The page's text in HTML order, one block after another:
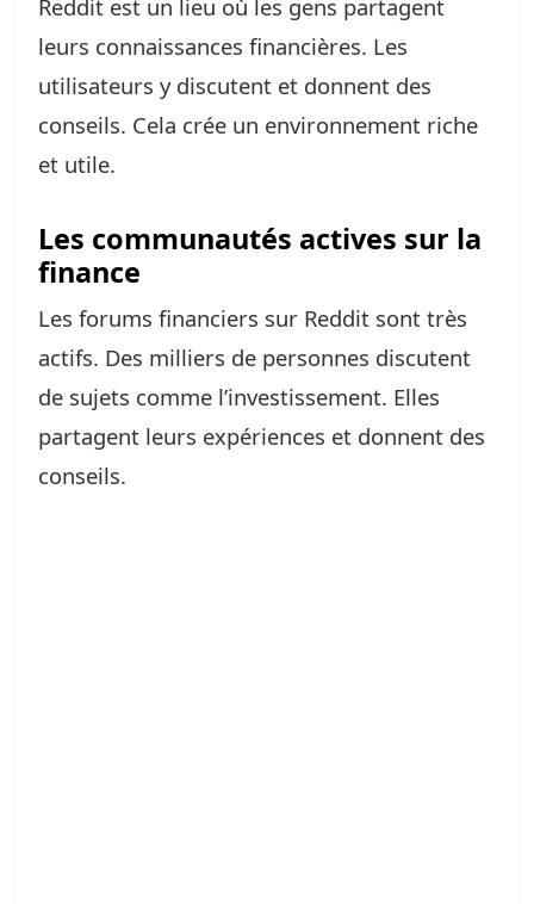
Reddit est un lieu où les gens partagent
leurs connaissances financières. Les
utilisateurs y discutent et donnent des
conseils. Cela crée un environnement riche
et utile.
Les communautés actives sur la
finance
Les forums financiers sur Reddit sont très
actifs. Des milliers de personnes discutent
de sujets comme l’investissement. Elles
partagent leurs expériences et donnent des
conseils.